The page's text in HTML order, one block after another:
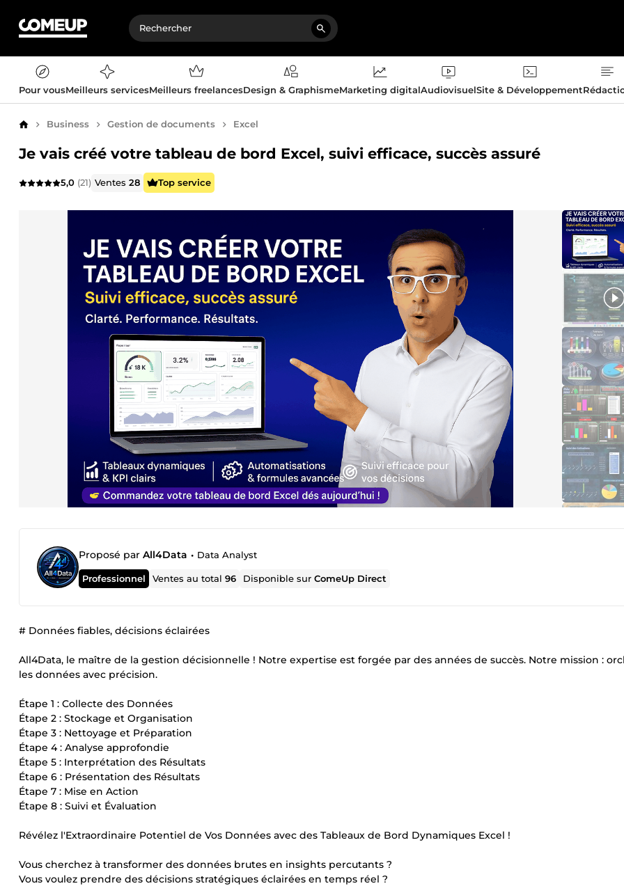
Pour vousMeilleurs servicesMeilleurs freelancesDesign & GraphismeMarketing digitalAudiovisuelSite & Développement
AccueilBusiness Gestion de documents Excel
Je vais créé votre tableau de bord Excel, suivi efficace, succès assuré
5,0 (21) Ventes28 Top service
Proposé par All4Data • Data Analyst
Professionnel Ventes au total96 Disponible surComeUp Direct
# Données fiables, décisions éclairées
All4Data, le maître de la gestion décisionnelle ! Notre expertise est forgée par des années de succès. Notre mission :
les données avec précision.
Étape 1 : Collecte des Données
Étape 2 : Stockage et Organisation
Étape 3 : Nettoyage et Préparation
Étape 4 : Analyse approfondie
Étape 5 : Interprétation des Résultats
Étape 6 : Présentation des Résultats
Étape 7 : Mise en Action
Étape 8 : Suivi et Évaluation
Révélez l'Extraordinaire Potentiel de Vos Données avec des Tableaux de Bord Dynamiques Excel !
Vous cherchez à transformer des données brutes en insights percutants ?
Vous voulez prendre des décisions stratégiques éclairées en temps réel ?